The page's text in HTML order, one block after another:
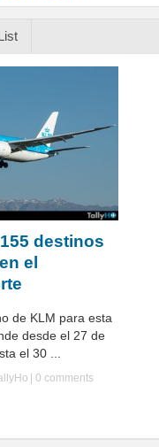
destinos
el
de KLM para esta
desde el 27 de
el 30 ...
0 comments